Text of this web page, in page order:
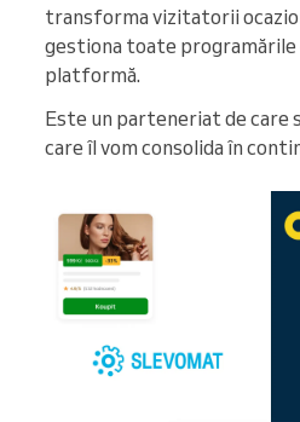
transforma vizitatorii
gestiona toate
platformă.
Este un parteneriat de care
care îl vom consolida în